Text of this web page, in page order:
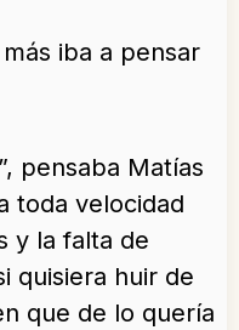
iba a pensar
pensaba Matías
toda velocidad
y la falta de
quisiera huir de
que de lo quería